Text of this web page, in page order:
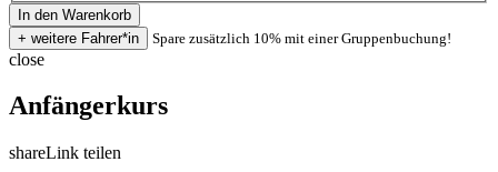
Spare zusätzlich 10% mit einer Gruppenbuchung!
close
Anfängerkurs
shareLink teilen